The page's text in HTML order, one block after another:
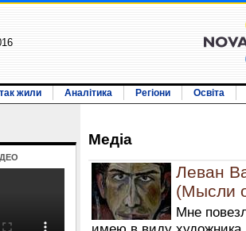
жили Аналітика Регіони Освіта
Медiа
Леван
(Мысли
Мне